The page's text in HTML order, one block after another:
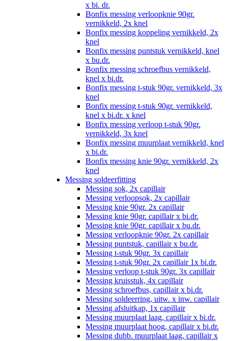
x bi. dr.
Bonfix messing verloopknie 90gr.
vernikkeld, 2x knel
Bonfix messing koppeling vernikkeld, 2x
knel
Bonfix messing puntstuk vernikkeld, knel
x bu.dr.
Bonfix messing schroefbus vernikkeld,
knel x bi.dr.
Bonfix messing t-stuk 90gr. vernikkeld, 3x
knel
Bonfix messing t-stuk 90gr. vernikkeld,
knel x bi.dr. x knel
Bonfix messing verloop t-stuk 90gr.
vernikkeld, 3x knel
Bonfix messing muurplaat vernikkeld, knel
x bi.dr.
Bonfix messing knie 90gr. vernikkeld, 2x
knel
Messing soldeerfitting
Messing sok, 2x capillair
Messing verloopsok, 2x capillair
Messing knie 90gr. 2x capillair
Messing knie 90gr. capillair x bi.dr.
Messing knie 90gr. capillair x bu.dr.
Messing verloopknie 90gr. 2x capillair
Messing puntstuk, capillair x bu.dr.
Messing t-stuk 90gr. 3x capillair
Messing t-stuk 90gr. 2x capillair 1x bi.dr.
Messing verloop t-stuk 90gr. 3x capillair
Messing kruisstuk, 4x capillair
Messing schroefbus, capillair x bi.dr.
Messing soldeerring, uitw. x inw. capillair
Messing afsluitkap, 1x capillair
Messing muurplaat laag, capillair x bi.dr.
Messing muurplaat hoog, capillair x bi.dr.
Messing dubb. muurplaat laag, capillair x